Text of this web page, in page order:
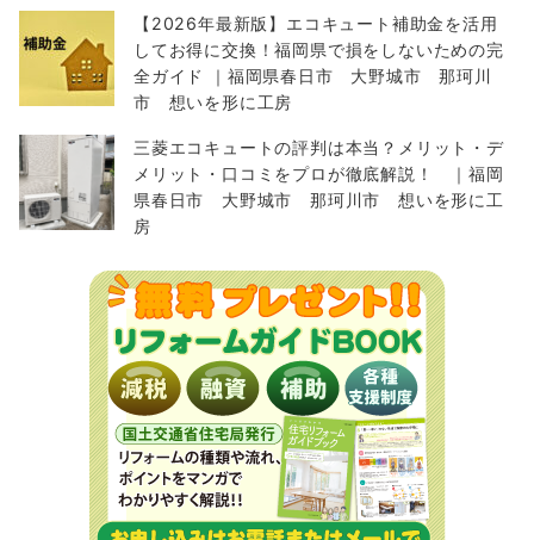
【2026年最新版】エコキュート補助金を活用
してお得に交換！福岡県で損をしないための完
全ガイド ｜福岡県春日市 大野城市 那珂川
市 想いを形に工房
三菱エコキュートの評判は本当？メリット・デ
メリット・口コミをプロが徹底解説！ ｜福岡
県春日市 大野城市 那珂川市 想いを形に工
房